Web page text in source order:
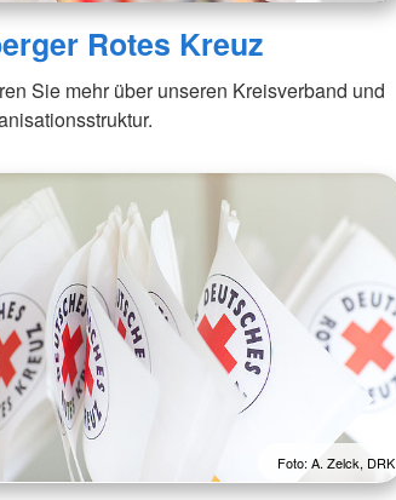
Rotes Kreuz
Sie mehr über unseren Kreisverband und
Foto: A. Zelck, DRK